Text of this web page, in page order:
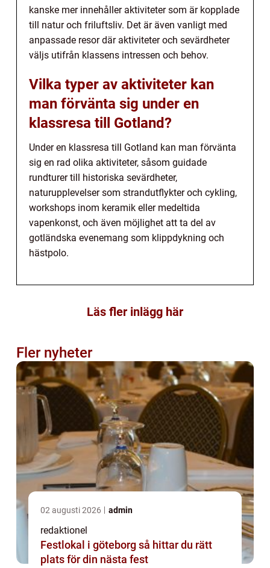
kanske mer innehåller aktiviteter som är kopplade
till natur och friluftsliv. Det är även vanligt med
anpassade resor där aktiviteter och sevärdheter
väljs utifrån klassens intressen och behov.
Vilka typer av aktiviteter kan
man förvänta sig under en
klassresa till Gotland?
Under en klassresa till Gotland kan man förvänta
sig en rad olika aktiviteter, såsom guidade
rundturer till historiska sevärdheter,
naturupplevelser som strandutflykter och cykling,
workshops inom keramik eller medeltida
vapenkonst, och även möjlighet att ta del av
gotländska evenemang som klippdykning och
hästpolo.
Läs fler inlägg här
Fler nyheter
02 augusti 2026 admin
redaktionel
Festlokal i göteborg så hittar du rätt
plats för din nästa fest